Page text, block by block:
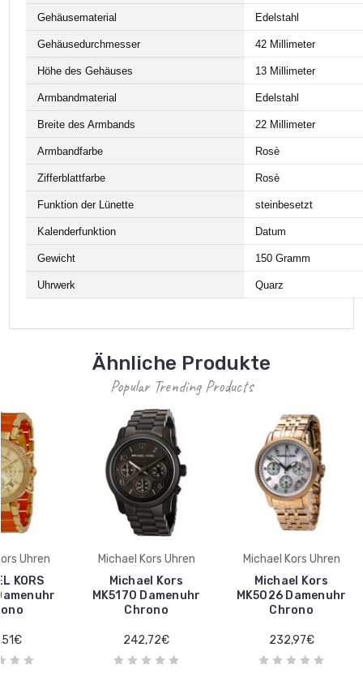
Gehäusematerial Edelstahl
Gehäusedurchmesser 42 Millimeter
Höhe des Gehäuses 13 Millimeter
Armbandmaterial Edelstahl
Breite des Armbands 22 Millimeter
Armbandfarbe Rosè
Zifferblattfarbe Rosè
Funktion der Lünette steinbesetzt
Kalenderfunktion Datum
Gewicht 150 Gramm
Uhrwerk Quarz
Ähnliche Produkte
Popular Trending Products
Uhren
KORS
Michael Kors Uhren
Michael Kors
MK5170 Damenuhr
Chrono
242,72€
Michael Kors Uhren
Michael Kors
MK5026 Damenuhr
Chrono
232,97€